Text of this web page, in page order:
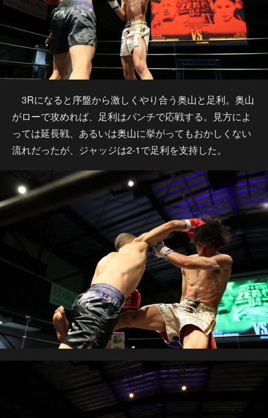
3Rになると序盤から激しくやり合う奥山と足利。奥山
がローで攻めれば、足利はパンチで応戦する。見方によ
っては延長戦、あるいは奥山に挙がってもおかしくない
流れだったが、ジャッジは2-1で足利を支持した。